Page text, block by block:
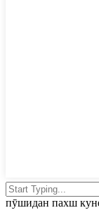
пӯшидан пахш